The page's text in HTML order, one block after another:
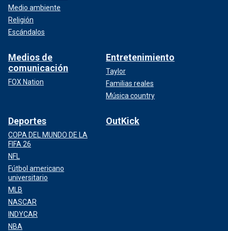
Medio ambiente
Religión
Escándalos
Medios de
comunicación
FOX Nation
Entretenimiento
Taylor
Familias reales
Música country
Deportes
COPA DEL MUNDO DE LA
FIFA 26
NFL
Fútbol americano
universitario
MLB
NASCAR
INDYCAR
NBA
OutKick